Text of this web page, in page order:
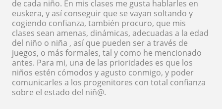
de cada niño. En mis clases me gusta hablarles en
euskera, y así conseguir que se vayan soltando y
cogiendo confianza, también procuro, que mis
clases sean amenas, dinámicas, adecuadas a la edad
del niño o niña , así que pueden ser a través de
juegos, o más formales, tal y como he mencionado
antes. Para mi, una de las prioridades es que los
niños estén cómodos y agusto conmigo, y poder
comunicarles a los progenitores con total confianza
sobre el estado del niñ@.